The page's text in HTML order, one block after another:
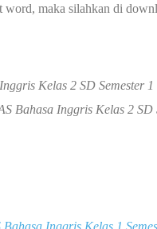
word, maka silahkan di
Kelas 2 SD Semester 1
Bahasa Inggris Kelas 2 SD
Inggris Kelas 1